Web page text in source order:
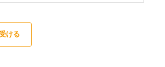
ける